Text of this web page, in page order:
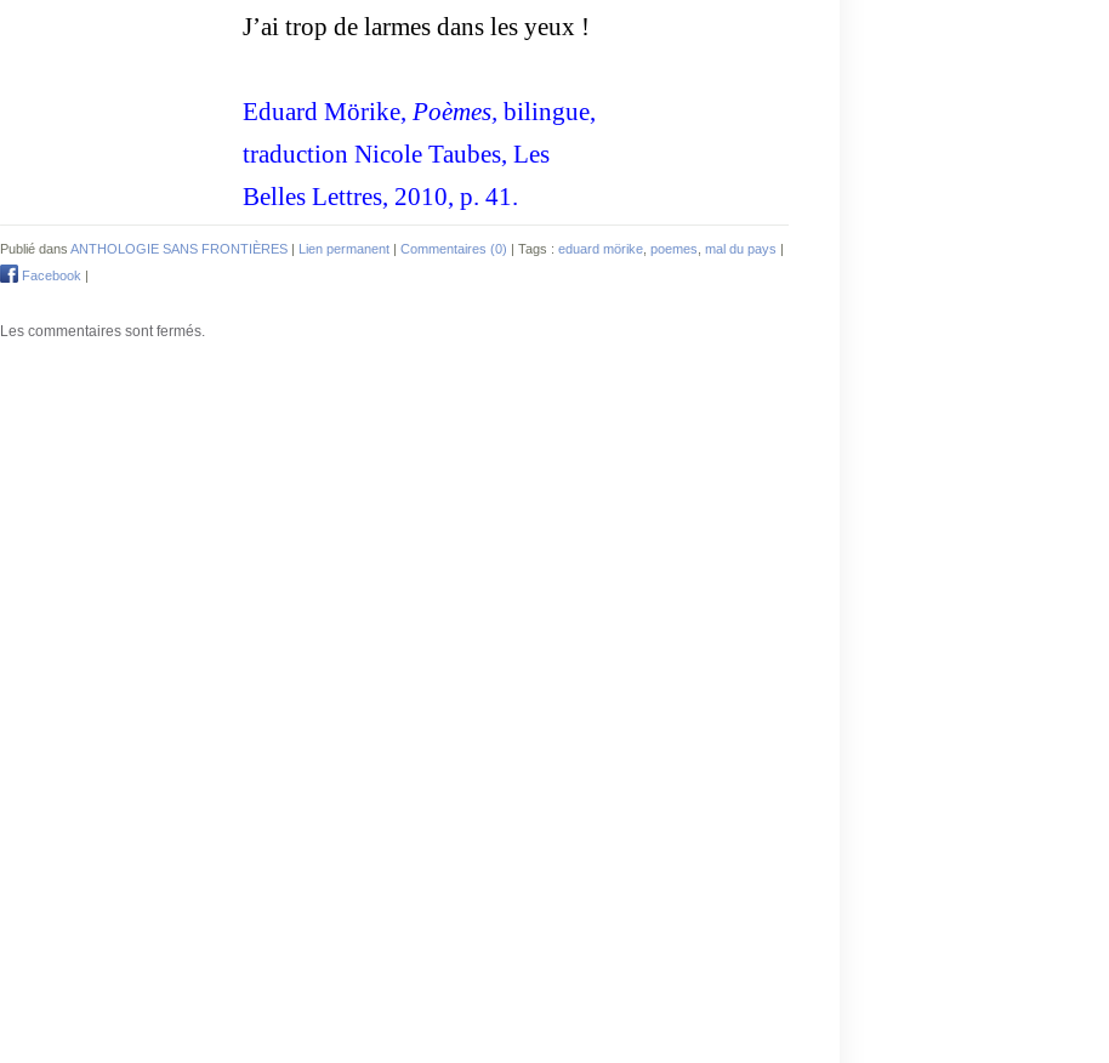
J’ai trop de larmes dans les yeux !
Eduard Mörike, Poèmes, bilingue,
traduction Nicole Taubes, Les
Belles Lettres, 2010, p. 41.
Publié dans ANTHOLOGIE SANS FRONTIÈRES | Lien permanent | Commentaires (0) | Tags : eduard mörike poemes mal du pays |
Facebook |
Les commentaires sont fermés.